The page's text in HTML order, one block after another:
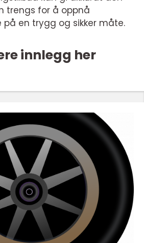
trengs for å oppnå
på en trygg og sikker måte.
innlegg her